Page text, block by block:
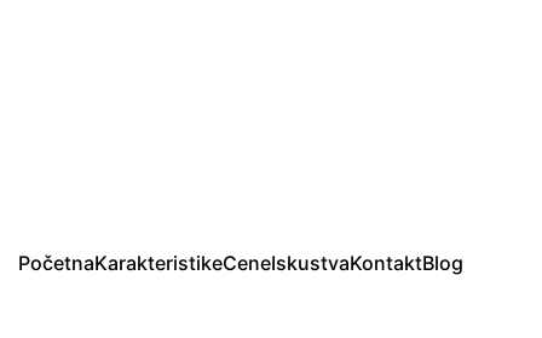
PočetnaKarakteristikeCeneIskustvaKontaktBlog